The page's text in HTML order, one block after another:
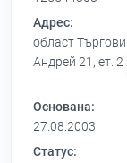
Адрес:
област
Андрей 21, ет. 2
Основана:
27.08.2003
Статус: